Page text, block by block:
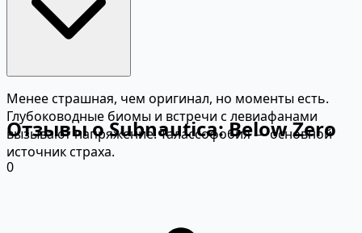
Менее страшная, чем оригинал, но моменты есть.
Глубоководные биомы и встречи с левиафанами
вызывают напряжение. Талассофобия — основной
источник страха.
Отзывы о Subnautica: Below Zero
0